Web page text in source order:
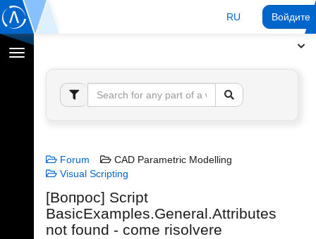
RU Войдите
Переключение
навигации
Forum
CAD Parametric Modelling
Visual Scripting
[Вопрос] Script
BasicExamples.General.Attributes
not found - come risolvere